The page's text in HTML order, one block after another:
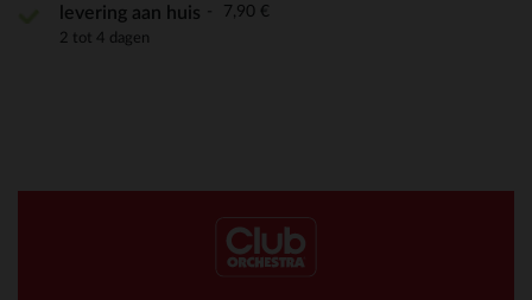
levering aan huis 7,90 €
2 tot 4 dagen